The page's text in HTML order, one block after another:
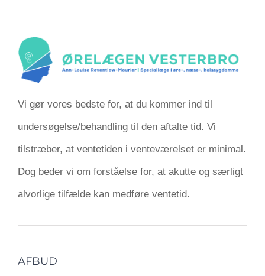
Vi gør vores bedste for, at du kommer ind til
undersøgelse/behandling til den aftalte tid. Vi
tilstræber, at ventetiden i venteværelset er minimal.
Dog beder vi om forståelse for, at akutte og særligt
alvorlige tilfælde kan medføre ventetid.
AFBUD